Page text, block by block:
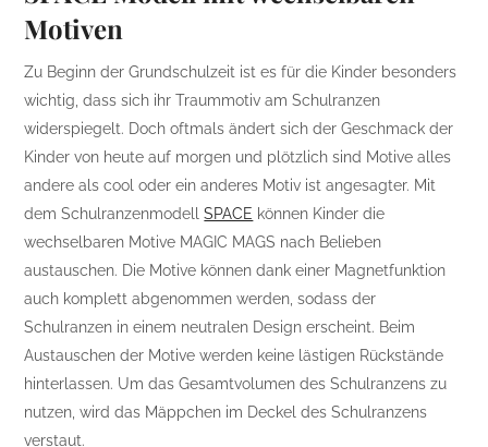
Motiven
Zu Beginn der Grundschulzeit ist es für die Kinder besonders
wichtig, dass sich ihr Traummotiv am Schulranzen
widerspiegelt. Doch oftmals ändert sich der Geschmack der
Kinder von heute auf morgen und plötzlich sind Motive alles
andere als cool oder ein anderes Motiv ist angesagter. Mit
dem SchulranzenmodellSPACE können Kinder die
wechselbaren Motive MAGIC MAGS nach Belieben
austauschen. Die Motive können dank einer Magnetfunktion
auch komplett abgenommen werden, sodass der
Schulranzen in einem neutralen Design erscheint. Beim
Austauschen der Motive werden keine lästigen Rückstände
hinterlassen. Um das Gesamtvolumen des Schulranzens zu
nutzen, wird das Mäppchen im Deckel des Schulranzens
verstaut.